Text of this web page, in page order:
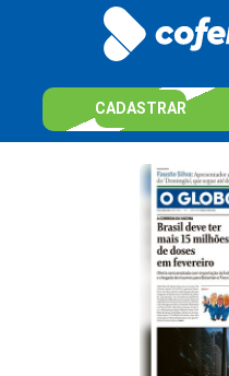
CADASTRAR